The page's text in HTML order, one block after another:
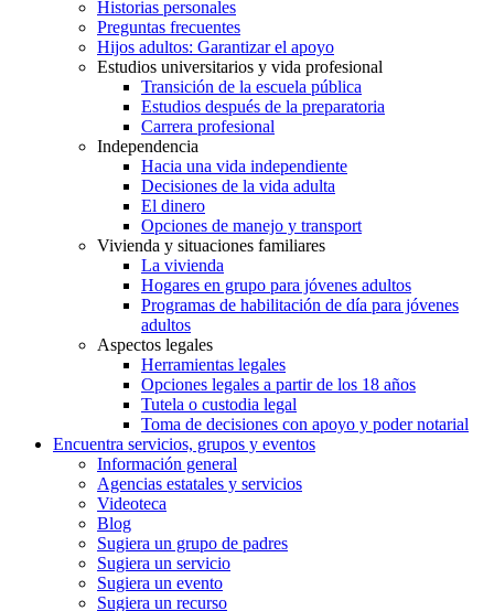
Historias personales
Preguntas frecuentes
Hijos adultos: Garantizar el apoyo
Estudios universitarios y vida profesional
Transición de la escuela pública
Estudios después de la preparatoria
Carrera profesional
Independencia
Hacia una vida independiente
Decisiones de la vida adulta
El dinero
Opciones de manejo y transport
Vivienda y situaciones familiares
La vivienda
Hogares en grupo para jóvenes adultos
Programas de habilitación de día para jóvenes
adultos
Aspectos legales
Herramientas legales
Opciones legales a partir de los 18 años
Tutela o custodia legal
Toma de decisiones con apoyo y poder notarial
Encuentra servicios, grupos y eventos
Información general
Agencias estatales y servicios
Videoteca
Blog
Sugiera un grupo de padres
Sugiera un servicio
Sugiera un evento
Sugiera un recurso